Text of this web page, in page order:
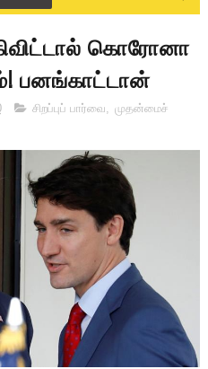
கொரோனா
பனங்காட்டான்
சிறப்புப் பார்வை, முதன்மைச்